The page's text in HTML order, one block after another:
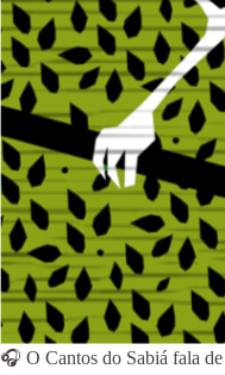
🎧 O Cantos do Sabiá fala